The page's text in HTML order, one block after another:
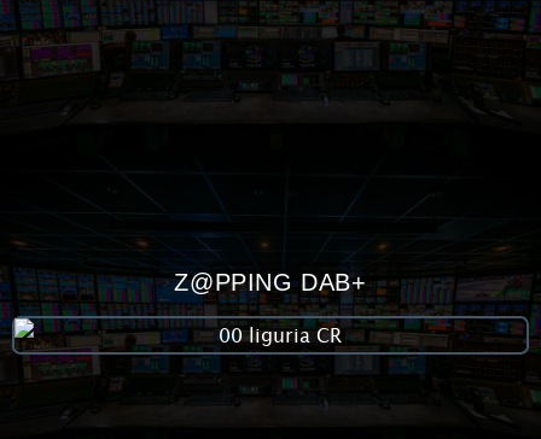
Z@PPING DAB+